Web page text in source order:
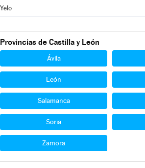
Yelo
Provincias de Castilla y León
Ávila
León
Salamanca
Soria
Zamora